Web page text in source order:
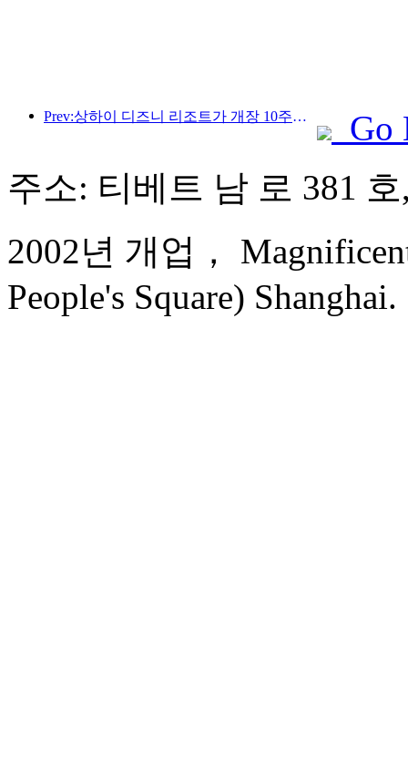
Prev:상하이 디즈니 리조트가 개장 10주년을 맞이했으며, 현재까지 1억 명이 넘는 방문객을 맞이했습니다.
Go
주소: 티베트 남 로 381
2002년 개업，
People's Square) Shanghai.